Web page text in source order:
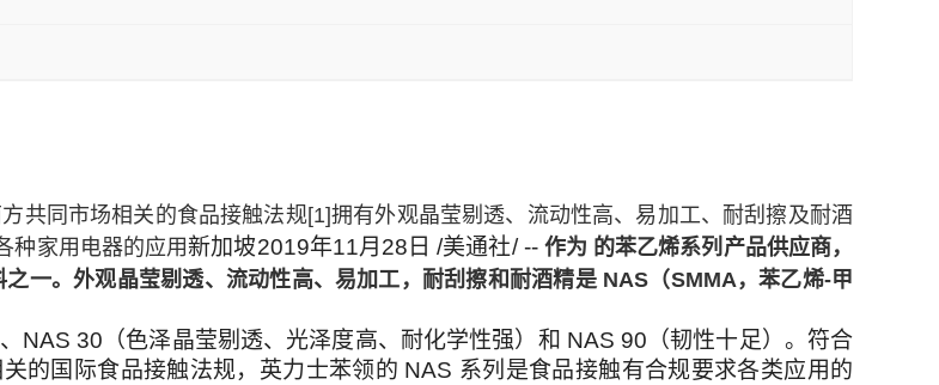
共同市场相关的食品接触法规[1]拥有外观晶莹剔透、流动性高、易加工、耐刮擦及耐酒
种家用电器的应用新加坡2019年11月28日 /美通社/ -- 作为 的苯乙烯系列产品供应商，
一。外观晶莹剔透、流动性高、易加工， 耐刮擦和耐酒精是 NAS （SMMA，苯乙烯-甲
NAS 30（色泽晶莹剔透、光泽度高、耐化学性强）和 NAS 90（韧性十足）。符合
的国际食品接触法规，英力士苯领的 NAS 系列是食品接触有合规要求各类应用的